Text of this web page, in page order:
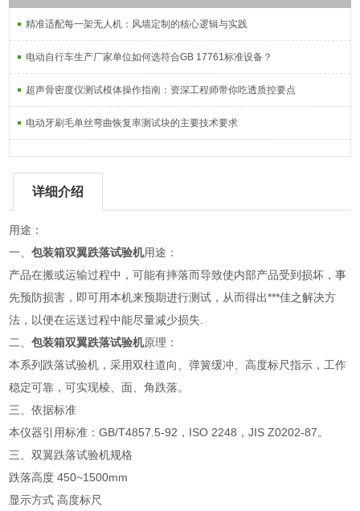
精准适配每一架无人机：风墙定制的核心逻辑与实践
电动自行车生产厂家单位如何选符合GB 17761标准设备？
超声骨密度仪测试模体操作指南：资深工程师带你吃透质控要点
电动牙刷毛单丝弯曲恢复率测试块的主要技术要求
详细介绍
用途：
一、包装箱双翼跌落试验机用途：
产品在搬或运输过程中，可能有摔落而导致使内部产品受到损坏，事
先预防损害，即可用本机来预期进行测试，从而得出***佳之解决方
法，以便在运送过程中能尽量减少损失.
二、包装箱双翼跌落试验机原理：
本系列跌落试验机，采用双柱道向、弹簧缓冲、高度标尺指示，工作
稳定可靠，可实现棱、面、角跌落。
三、依据标准
本仪器引用标准：GB/T4857.5-92，ISO 2248，JIS Z0202-87。
三、双翼跌落试验机规格
跌落高度 450~1500mm
显示方式 高度标尺